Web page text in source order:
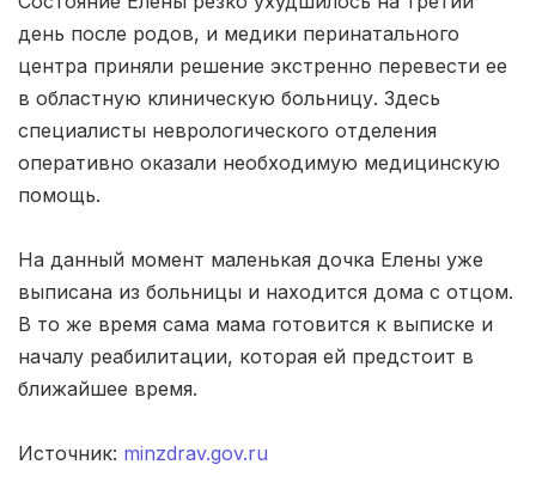
день после родов, и медики перинатального
центра приняли решение экстренно перевести ее
в областную клиническую больницу. Здесь
специалисты неврологического отделения
оперативно оказали необходимую медицинскую
помощь.
На данный момент маленькая дочка Елены уже
выписана из больницы и находится дома с отцом.
В то же время сама мама готовится к выписке и
началу реабилитации, которая ей предстоит в
ближайшее время.
Источник: minzdrav.gov.ru
Махачкала(4 роддома)
Киров (4 роддома)
Ульяновск(4 роддома)
Нижний Новгород (4 роддома)
Новокузнецк(4 роддома)
Ижевск (4 роддома)
(4 роддома)